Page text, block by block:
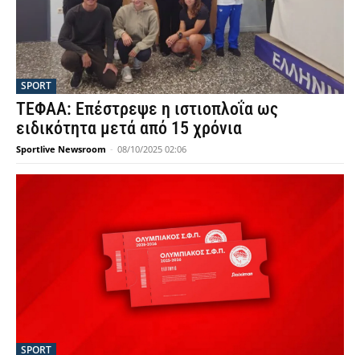
SPORT
ΤΕΦΑΑ: Επέστρεψε η ιστιοπλοΐα ως
ειδικότητα μετά από 15 χρόνια
Sportlive Newsroom - 08/10/2025 02:06
SPORT